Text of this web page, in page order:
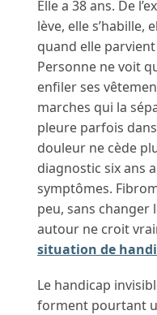
Elle a 38 ans. De
lève, elle s’habille,
quand elle
Personne ne voit
enfiler ses
marches qui la
pleure parfois
douleur ne cède
diagnostic six ans
symptômes.
peu, sans changer
autour ne croit
situation de
Le handicap
forment pourtant